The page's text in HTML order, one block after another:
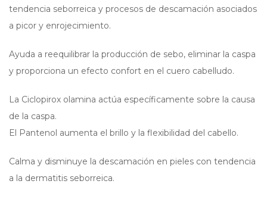
tendencia seborreica y procesos de descamación asociados
a picor y enrojecimiento.
Ayuda a reequilibrar la producción de sebo, eliminar la caspa
y proporciona un efecto confort en el cuero cabelludo.
La Ciclopirox olamina actúa específicamente sobre la causa
de la caspa.
El Pantenol aumenta el brillo y la flexibilidad del cabello.
Calma y disminuye la descamación en pieles con tendencia
a la dermatitis seborreica.